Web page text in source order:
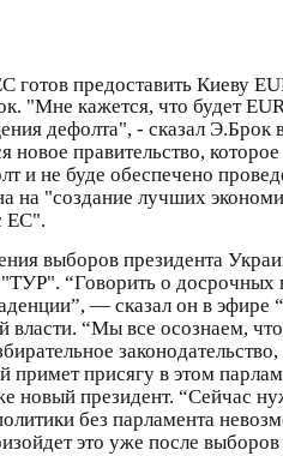
готов предоставить Киеву
"Мне кажется, что будет
дефолта", - сказал Э.Брок
новое правительство,
и не буде обеспечено
"создание лучших
ЕС".
выборов президента
“Говорить о досрочных
— сказал он в эфире
“Мы все осознаем,
присягу в этом
новый президент. “Сейчас
без парламента
это уже после